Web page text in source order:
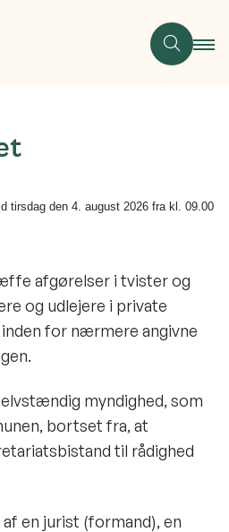
tirsdag den 4. august 2026 fra kl. 09.00
afgørelser i tvister og
og udlejere i private
for nærmere angivne
myndighed, som
bortset fra, at
til rådighed
en jurist (formand), en